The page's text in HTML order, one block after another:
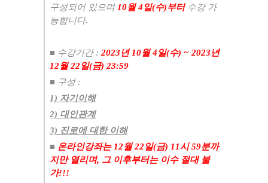
구성되어 있으며10월 4 일(수)부터 수강 가
능합니다.
■ 수강기간 :2023년 10월 4 일(수) ~ 2023년
12월22일(금) 23:59
​■ 구성 :
1) 자기이해
2) 대인관계
3) 진로에 대한 이해
​■ 온라인강좌는 12월22일(금) 11시 59분까
지만 열리며, 그 이후부터는 이수 절대 불
가!!!